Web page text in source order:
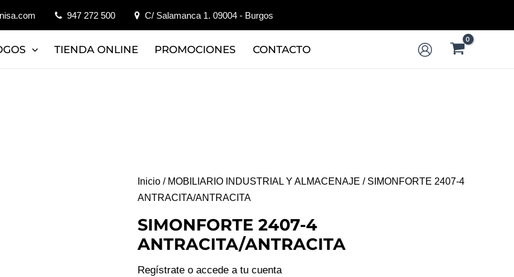
947 272 500 C/ Salamanca 1. 09004 - Burgos
TIENDA ONLINE PROMOCIONES CONTACTO
Inicio / MOBILIARIO INDUSTRIAL Y ALMACENAJE / SIMONFORTE 2407-4
ANTRACITA/ANTRACITA
SIMONFORTE 2407-4
ANTRACITA/ANTRACITA
Regístrate o accede a tu cuenta